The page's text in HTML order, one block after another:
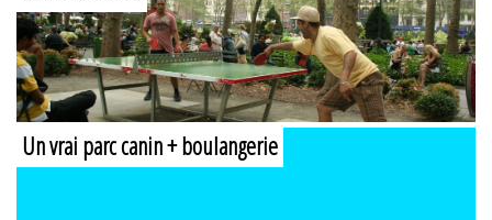
Un vrai parc canin + boulangerie